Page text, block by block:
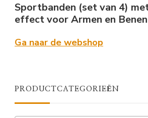
Sportbanden (set van 4)
effect voor Armen en Benen
Ga naar de webshop
PRODUCTCATEGORIEËN